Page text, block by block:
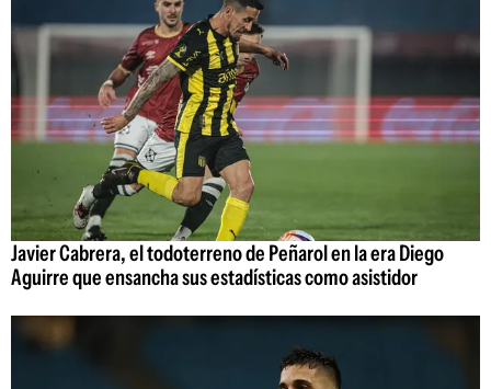
Javier Cabrera, el todoterreno de Peñarol en la era Diego
Aguirre que ensancha sus estadísticas como asistidor